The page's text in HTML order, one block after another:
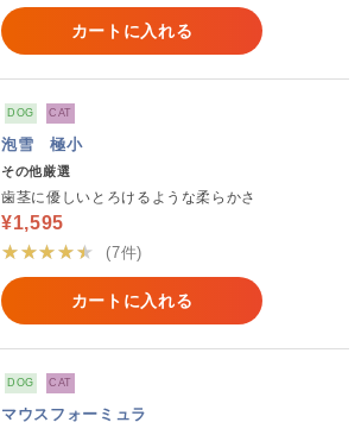
カートに入れる
DOG CAT
泡雪 極小
その他厳選
歯茎に優しいとろけるような柔らかさ
¥1,595
★★★★★
(7件)
カートに入れる
DOG CAT
マウスフォーミュラ